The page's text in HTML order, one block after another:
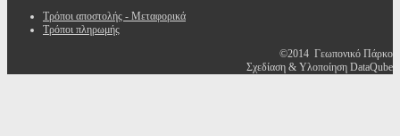
Τρόποι αποστολής - Μεταφορικά
Τρόποι πληρωμής
©2014 Γεωπονικό Πάρκο
Σχεδίαση & Υλοποίηση DataQube